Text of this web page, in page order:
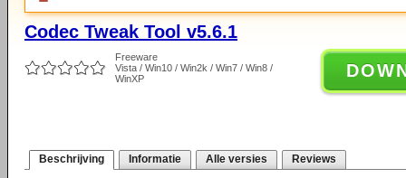
Codec Tweak Tool v5.6.1
Freeware
Vista / Win10 / Win2k / Win7 / Win8 /
WinXP
Beschrijving Informatie Alle versies Reviews